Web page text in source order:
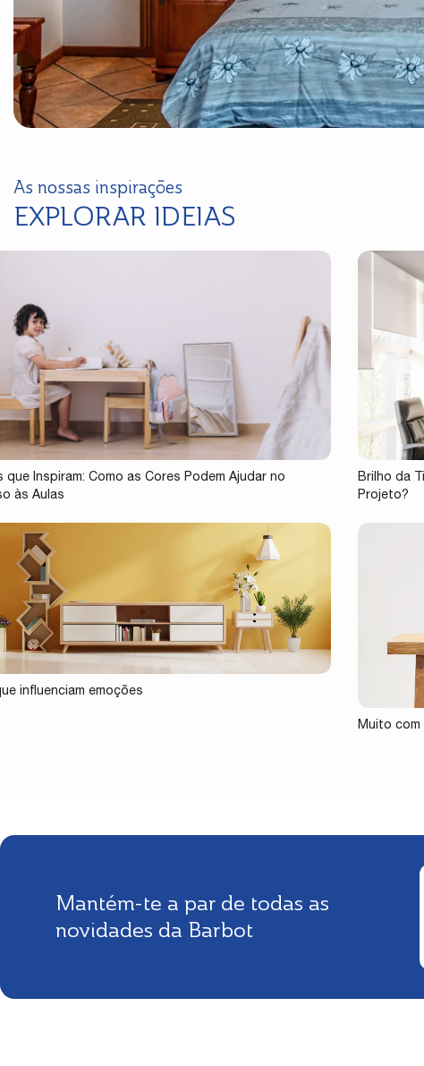
As nossas inspirações
EXPLORAR IDEIAS
que Inspiram: Como as Cores Podem Ajudar no
às Aulas
Brilho da
Projeto?
influenciam emoções
Muito com
Mantém-te a par de todas as
novidades da Barbot